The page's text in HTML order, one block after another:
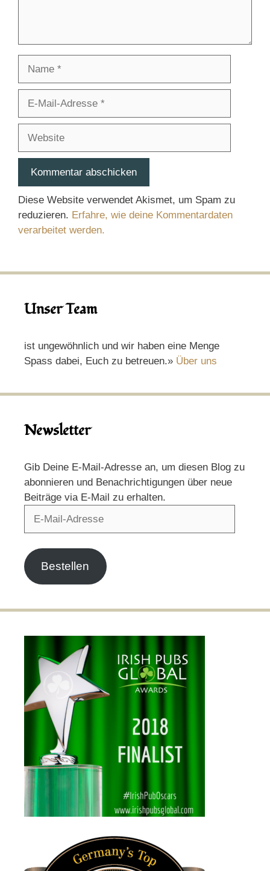
Adresse
Diese Website verwendet Akismet, um Spam zu
reduzieren. Erfahre, wie deine Kommentardaten
verarbeitet werden.
Unser Team
ist ungewöhnlich und wir haben eine Menge
Spass dabei, Euch zu betreuen.» Über uns
Newsletter
Gib Deine E-Mail-Adresse an, um diesen Blog zu
abonnieren und Benachrichtigungen über neue
Beiträge via E-Mail zu erhalten.
Bestellen